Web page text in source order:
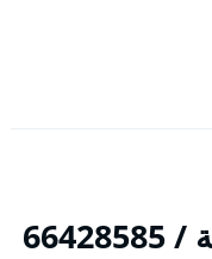
فني تركيب بدالات الواحة / 66428585